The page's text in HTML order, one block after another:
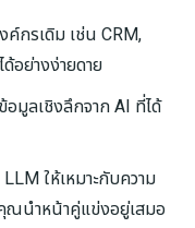
กรเดิม เช่น CRM,
อย่างง่ายดาย
อมูลเชิงลึกจาก AI ที่ได้
ให้เหมาะกับความ
ณนำหน้าคู่แข่งอยู่เสมอ